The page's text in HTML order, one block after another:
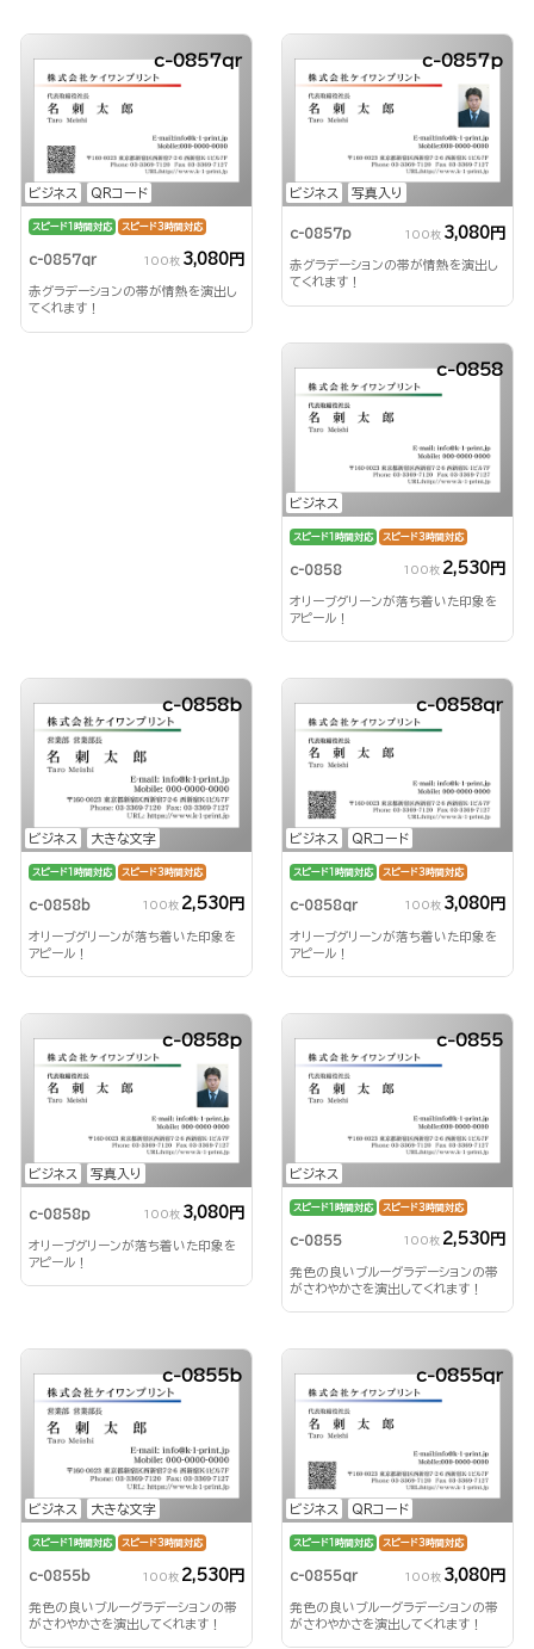
ビジネス QRコード
c-0857qr
スピード1時間対応 スピード3時間対応
c-0857qr 100枚 3,080円
赤グラデーションの帯が情熱を演出し
てくれます！
ビジネス 写真入り
c-0857p
c-0857p 100枚 3,080円
赤グラデーションの帯が情熱を演出し
てくれます！
ビジネス
c-0858
スピード1時間対応 スピード3時間対応
c-0858 100枚 2,530円
オリーブグリーンが落ち着いた印象を
アピール！
ビジネス 大きな文字
c-0858b
スピード1時間対応 スピード3時間対応
c-0858b 100枚 2,530円
オリーブグリーンが落ち着いた印象を
アピール！
ビジネス QRコード
c-0858qr
スピード1時間対応 スピード3時間対応
c-0858qr 100枚 3,080円
オリーブグリーンが落ち着いた印象を
アピール！
ビジネス 写真入り
c-0858p
c-0858p 100枚 3,080円
オリーブグリーンが落ち着いた印象を
アピール！
ビジネス
c-0855
スピード1時間対応 スピード3時間対応
c-0855 100枚 2,530円
発色の良いブルーグラデーションの帯
がさわやかさを演出してくれます！
ビジネス 大きな文字
c-0855b
スピード1時間対応 スピード3時間対応
c-0855b 100枚 2,530円
発色の良いブルーグラデーションの帯
がさわやかさを演出してくれます！
ビジネス QRコード
c-0855qr
スピード1時間対応 スピード3時間対応
c-0855qr 100枚 3,080円
発色の良いブルーグラデーションの帯
がさわやかさを演出してくれます！